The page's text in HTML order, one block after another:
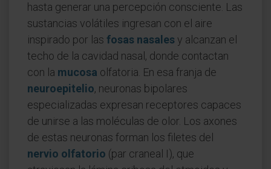
hasta generar una percepción consciente. Las
sustancias volátiles ingresan con el aire
inspirado por las fosas nasalesy alcanzan el
techo de la cavidad nasal, donde contactan
con la mucosa olfatoria. En esa franja de
neuroepitelio, neuronas bipolares
especializadas expresan receptores capaces
de unirse a las moléculas de olor. Los axones
de estas neuronas forman los filetes del
nervio olfatorio (par craneal I), que